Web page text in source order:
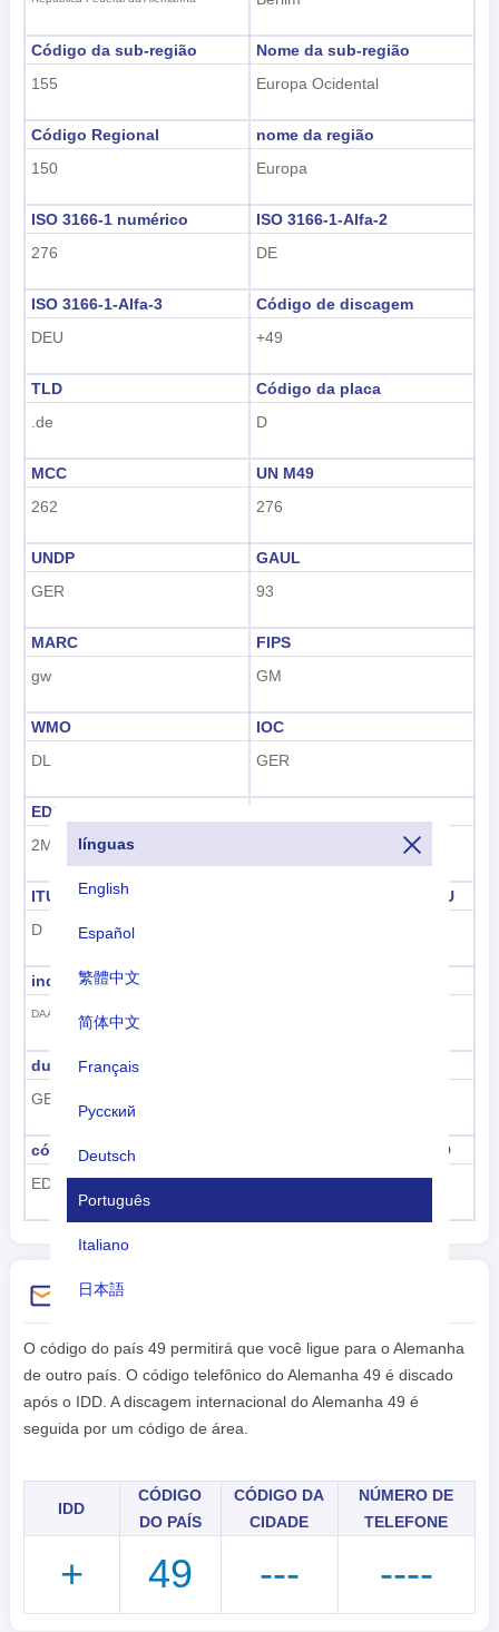
línguas
English
Español
繁體中文
简体中文
Français
Русский
Deutsch
Português
Italiano
日本語
tiếng Việt
Indonesian
हिंदी
Código da sub-região
155
Nome da sub-região
Europa Ocidental
Código Regional
150
nome da região
Europa
ISO 3166-1 numérico
276
ISO 3166-1-Alfa-2
DE
ISO 3166-1-Alfa-3
DEU
Código de discagem
+49
TLD
.de
Código da placa
D
MCC
262
UN M49
276
UNDP
GER
GAUL
93
MARC
gw
FIPS
GM
WMO
DL
IOC
GER
EDGAR
2M
ITU
D
Identificação marítima ITU
indicativo ITU
DAA-DRS, Y2A-Y9Z
duas letras da OTAN
GE
código ICAO do aeroporto
ED, ET
código da aeronave ICAO
D-
Instruções de discagem
O código do país 49 permitirá que você ligue para o Alemanha
de outro país. O código telefônico do Alemanha 49 é discado
após o IDD. A discagem internacional do Alemanha 49 é
seguida por um código de área.
IDD
CÓDIGO
DO PAÍS
CÓDIGO DA
CIDADE
NÚMERO DE
TELEFONE
+ 49 --- ----